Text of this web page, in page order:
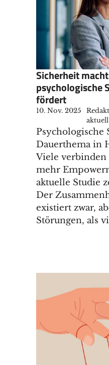
Sicherheit
psychologische
fördert
10. Nov. 2025
aktuell
Psychologische
Dauerthema in
Viele
mehr
aktuelle Studie
Der
existiert zwar,
Störungen, als